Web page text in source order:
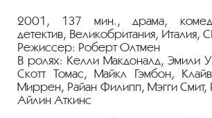
2001, 137 мин., драма,
детектив, Великобритания,
Режиссер: Роберт Олтмен
В ролях: Келли Макдоналд, Эмили
Скотт Томас, Майкл Гэмбон,
Миррен, Райан Филипп, Мэгги Смит,
Айлин Аткинс